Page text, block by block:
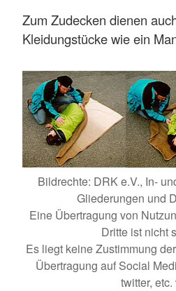
Zum Zudecken dienen
Kleidungstücke wie ein
Bildrechte: DRK e.V., In-
Gliederungen und
Eine Übertragung von
Dritte ist nicht
Es liegt keine Zustimmung
Übertragung auf Social
twitter, etc.